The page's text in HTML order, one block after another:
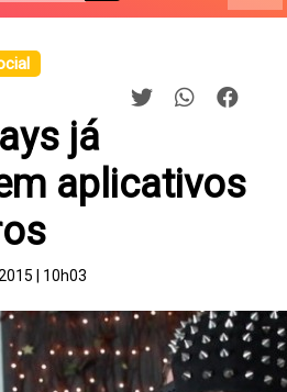
já
aplicativos
| 10h03